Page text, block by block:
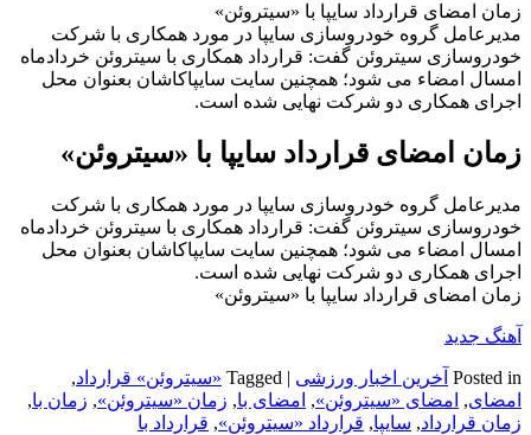
زمان امضای قرارداد سایپا با «سیتروئن»
مدیرعامل گروه خودروسازی سایپا در مورد همکاری با شرکت
خودروسازی سیتروئن گفت: قرارداد همکاری با سیتروئن خردادماه
امسال امضاء می شود؛ همچنین سایت سایپاکاشان بعنوان محل
اجرای همکاری دو شرکت نهایی شده است.
زمان امضای قرارداد سایپا با «سیتروئن»
مدیرعامل گروه خودروسازی سایپا در مورد همکاری با شرکت
خودروسازی سیتروئن گفت: قرارداد همکاری با سیتروئن خردادماه
امسال امضاء می شود؛ همچنین سایت سایپاکاشان بعنوان محل
اجرای همکاری دو شرکت نهایی شده است.
زمان امضای قرارداد سایپا با «سیتروئن»
آهنگ جدید
Posted in آخرین اخبار ورزشی |
Tagged «سیتروئن» قرارداد,
امضای, امضای «سیتروئن», امضای با, زمان «سیتروئن», زمان با,
زمان قرارداد, سایپا, قرارداد «سیتروئن», قرارداد با